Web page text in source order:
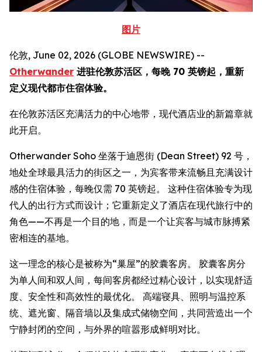
图片
伦敦, June 02, 2026 (GLOBE NEWSWIRE) --
Otherwander 进驻伦敦苏活区，每晚 70 英镑起，重新
定义现代都市住宿体验。
在伦敦苏活区充满活力的中心地带，现代酒店业的新篇章就
此开启。
Otherwander Soho 坐落于迪恩街 (Dean Street) 92 号，
地处全球最具活力的街区之一，为宾客带来流畅且充满设计
感的住宿体验，每晚仅需 70 英镑起。 这种住宿体验专为现
代人的出行方式而设计；它重新定义了酒店在现代旅行中的
角色——不再是一个目的地，而是一个让宾客与城市脉搏紧
密相连的基地。
这一理念的核心是被称为“巢屋”的胶囊客房。 胶囊客房分
为单人间和双人间，每间客房都经过精心设计，以实现舒适
度、安全性和高效性的最优化。 高端寝具、照明与温控系
统、遮光窗、隔音墙以及集成式储物空间，共同营造出一个
宁静封闭的空间，与外界的喧嚣形成鲜明对比。